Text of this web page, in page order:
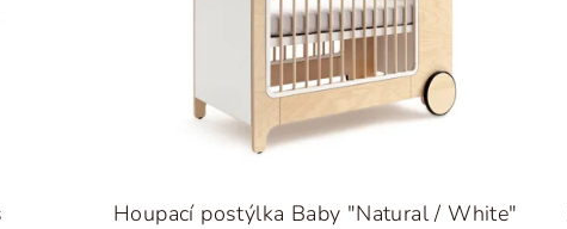
Houpací postýlka Baby "Natural / White"